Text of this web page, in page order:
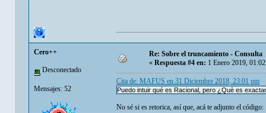
Cero++
Desconectado
Mensajes: 52
Re: Sobre el truncamiento - Consulta
«Respuesta #4 en:1 Enero 2019,
Cita de: MAFUS en 31 Diciembre 2018, 23:01 pm
Puedo intuir qué es Racional, pero ¿Què es
No sé si es retorica, así que, acá te adjunto el código: